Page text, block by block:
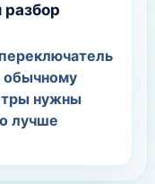
разбор
обычному
нужны
лучше